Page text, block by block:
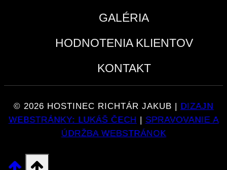
GALÉRIA
HODNOTENIA KLIENTOV
KONTAKT
© 2026 HOSTINEC RICHTÁR JAKUB |
DIZAJN
WEBSTRÁNKY: LUKÁŠ ČECH
SPRAVOVANIE A
ÚDRŽBA WEBSTRÁNOK